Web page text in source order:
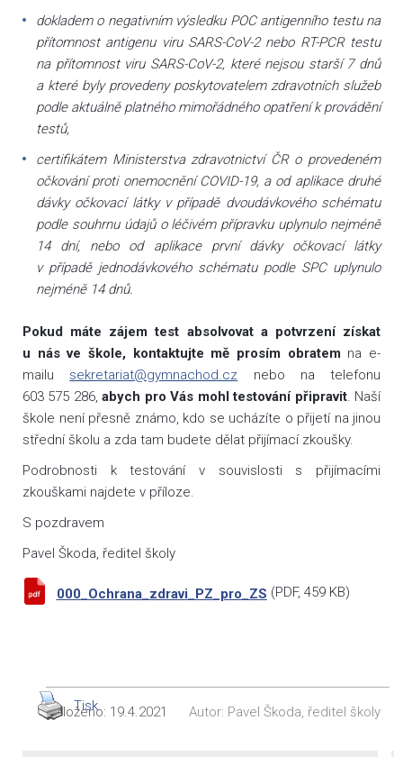
dokladem o negativním výsledku POC antigenního testu na
přítomnost antigenu viru SARS-CoV-2 nebo RT-PCR testu
na přítomnost viru SARS-CoV-2, které nejsou starší 7 dnů
a které byly provedeny poskytovatelem zdravotních služeb
podle aktuálně platného mimořádného opatření k provádění
testů,
certifikátem Ministerstva zdravotnictví ČR o provedeném
očkování proti onemocnění COVID-19, a od aplikace druhé
dávky očkovací látky v případě dvoudávkového schématu
podle souhrnu údajů o léčivém přípravku uplynulo nejméně
14 dní, nebo od aplikace první dávky očkovací látky
v případě jednodávkového schématu podle SPC uplynulo
nejméně 14 dnů.
Pokud máte zájem test absolvovat a potvrzení získat
u nás ve škole, kontaktujte mě prosím obratemna e-
mailu sekretariat@gymnachod.cz nebo na telefonu
603 575 286,abych pro Vás mohl testování připravit. Naší
škole není přesně známo, kdo se ucházíte o přijetí na jinou
střední školu a zda tam budete dělat přijímací zkoušky.
Podrobnosti k testování v souvislosti s přijímacími
zkouškami najdete v příloze.
S pozdravem
Pavel Škoda, ředitel školy
000_Ochrana_zdravi_PZ_pro_ZS (PDF, 459 KB)
Tisk
Vloženo: 19.4.2021 Autor: Pavel Škoda, ředitel školy